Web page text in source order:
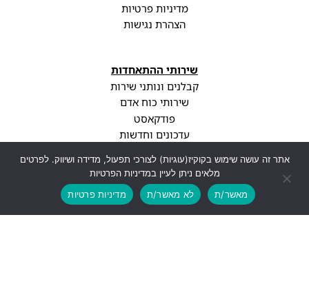
מדיניות פרטיות
הצהרת נגישות
שירותי ההתאחדות
קבלנים ונותני שירות
שירותי כוח אדם
פודקאסט
עדכונים וחדשות
הטבות ההתאחדות
ליווי משפטי
בדיקת חוזה מקצועית
אתר זה עושה שימוש בקוקיז(עוגיות) לצורכי תפעול, מדידה ושיווק. לפרטים
מלאים ניתן לעיין במדיניות הפרטיות
מאשר/ת
לא מאשר/ת מדיניות פרטיות